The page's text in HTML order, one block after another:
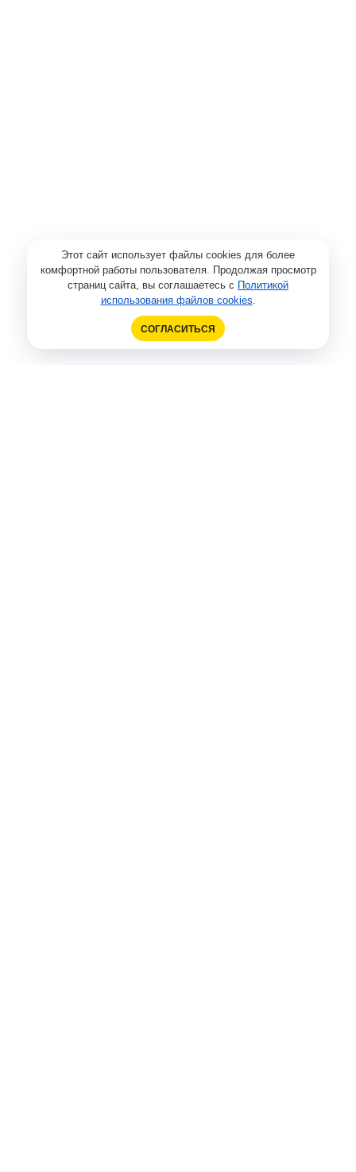
Этот сайт использует файлы cookies для более
комфортной работы пользователя. Продолжая просмотр
страниц сайта, вы соглашаетесь с Политикой
использования файлов cookies.
СОГЛАСИТЬСЯ